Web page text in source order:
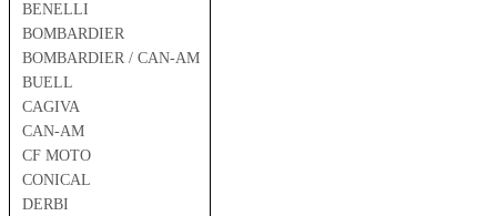
BENELLI
BOMBARDIER
BOMBARDIER / CAN-AM
BUELL
CAGIVA
CAN-AM
CF MOTO
CONICAL
DERBI